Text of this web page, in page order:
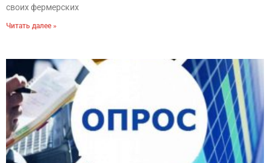
своих фермерских
Читать далее »